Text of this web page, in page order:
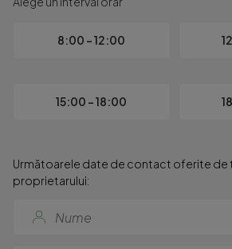
Zona Drumul Taberei este
Pentru mai multe detalii si
Pentru serviciile de intermediere
Apex Imobiliare Romania, Bucuresti
8:00 - 12:00
15:00 - 18:00
Următoarele date de contact oferite de
proprietarului: